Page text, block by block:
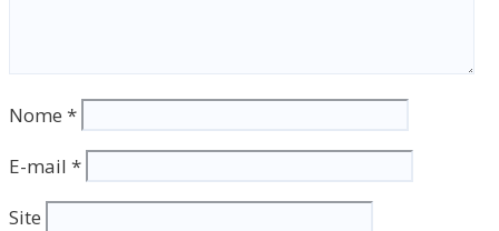
Nome *
E-mail *
Site